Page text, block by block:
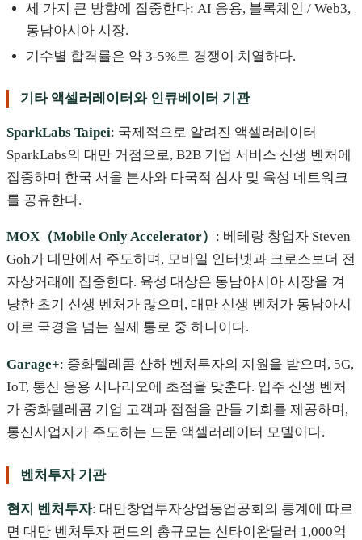
세 가지 큰 방향에 집중한다: AI 응용, 블록체인 / Web3,
동남아시아 시장.
기수별 합격률은 약 3-5%로 경쟁이 치열하다.
기타 액셀러레이터와 인큐베이터 기관
SparkLabs Taipei: 국제적으로 알려진 액셀러레이터
SparkLabs의 대만 거점으로, B2B 기업 서비스 신생 벤처에
집중하며 한국 서울 본사와 다국적 심사 및 육성 네트워크
를 공유한다.
MOX（Mobile Only Accelerator） : 베테랑 창업자 Steven
Goh가 대만에서 주도하며, 모바일 인터넷과 크로스보더 전
자상거래에 집중한다. 육성 대상은 동남아시아 시장을 겨
냥한 초기 신생 벤처가 많으며, 대만 신생 벤처가 동남아시
아로 국경을 넘는 실제 통로 중 하나이다.
Garage+: 중화텔레콤 산하 벤처투자의 지원을 받으며, 5G,
IoT, 통신 응용 시나리오에 초점을 맞춘다. 입주 신생 벤처
가 중화텔레콤 기업 고객과 접점을 만들 기회를 제공하며,
통신사업자가 주도하는 드문 액셀러레이터 모델이다.
벤처투자 기관
현지 벤처투자: 대만창업투자상업동업공회의 통계에 따르
면 대만 벤처투자 펀드의 총규모는 신타이완달러 1,000억